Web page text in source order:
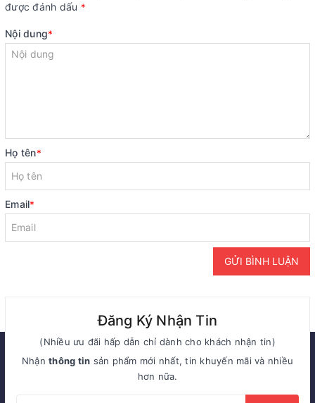
được đánh dấu *
Nội dung*
Họ tên*
Email*
GỬI BÌNH LUẬN
Đăng Ký Nhận Tin
(Nhiều ưu đãi hấp dẫn chỉ dành cho khách nhận tin)
Nhậnthông tin sản phẩm mới nhất, tin khuyến mãi và nhiều
hơn nữa.